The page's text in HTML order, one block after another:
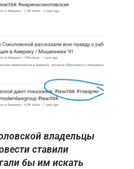
владельцы
ставили
бы им искать